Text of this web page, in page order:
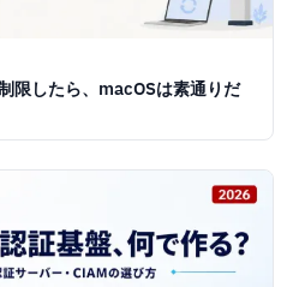
限したら、macOSは素通りだ